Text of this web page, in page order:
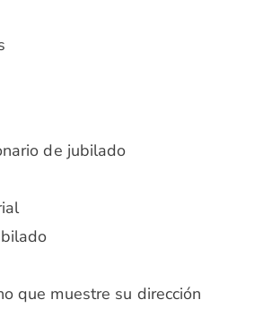
de jubilado
que muestre su dirección